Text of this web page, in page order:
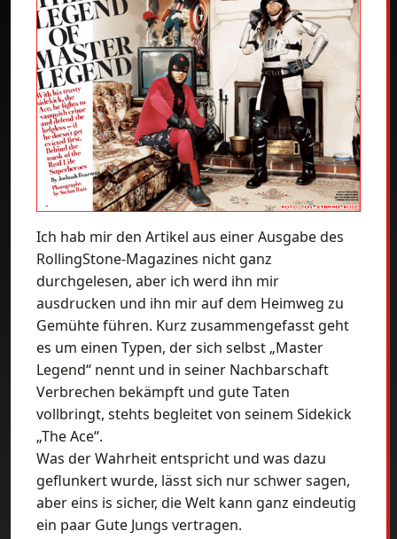
Ich hab mir den Artikel aus einer Ausgabe des
RollingStone-Magazines nicht ganz
durchgelesen, aber ich werd ihn mir
ausdrucken und ihn mir auf dem Heimweg zu
Gemühte führen. Kurz zusammengefasst geht
es um einen Typen, der sich selbst „Master
Legend“ nennt und in seiner Nachbarschaft
Verbrechen bekämpft und gute Taten
vollbringt, stehts begleitet von seinem Sidekick
„The Ace“.
Was der Wahrheit entspricht und was dazu
geflunkert wurde, lässt sich nur schwer sagen,
aber eins is sicher, die Welt kann ganz eindeutig
ein paar Gute Jungs vertragen.